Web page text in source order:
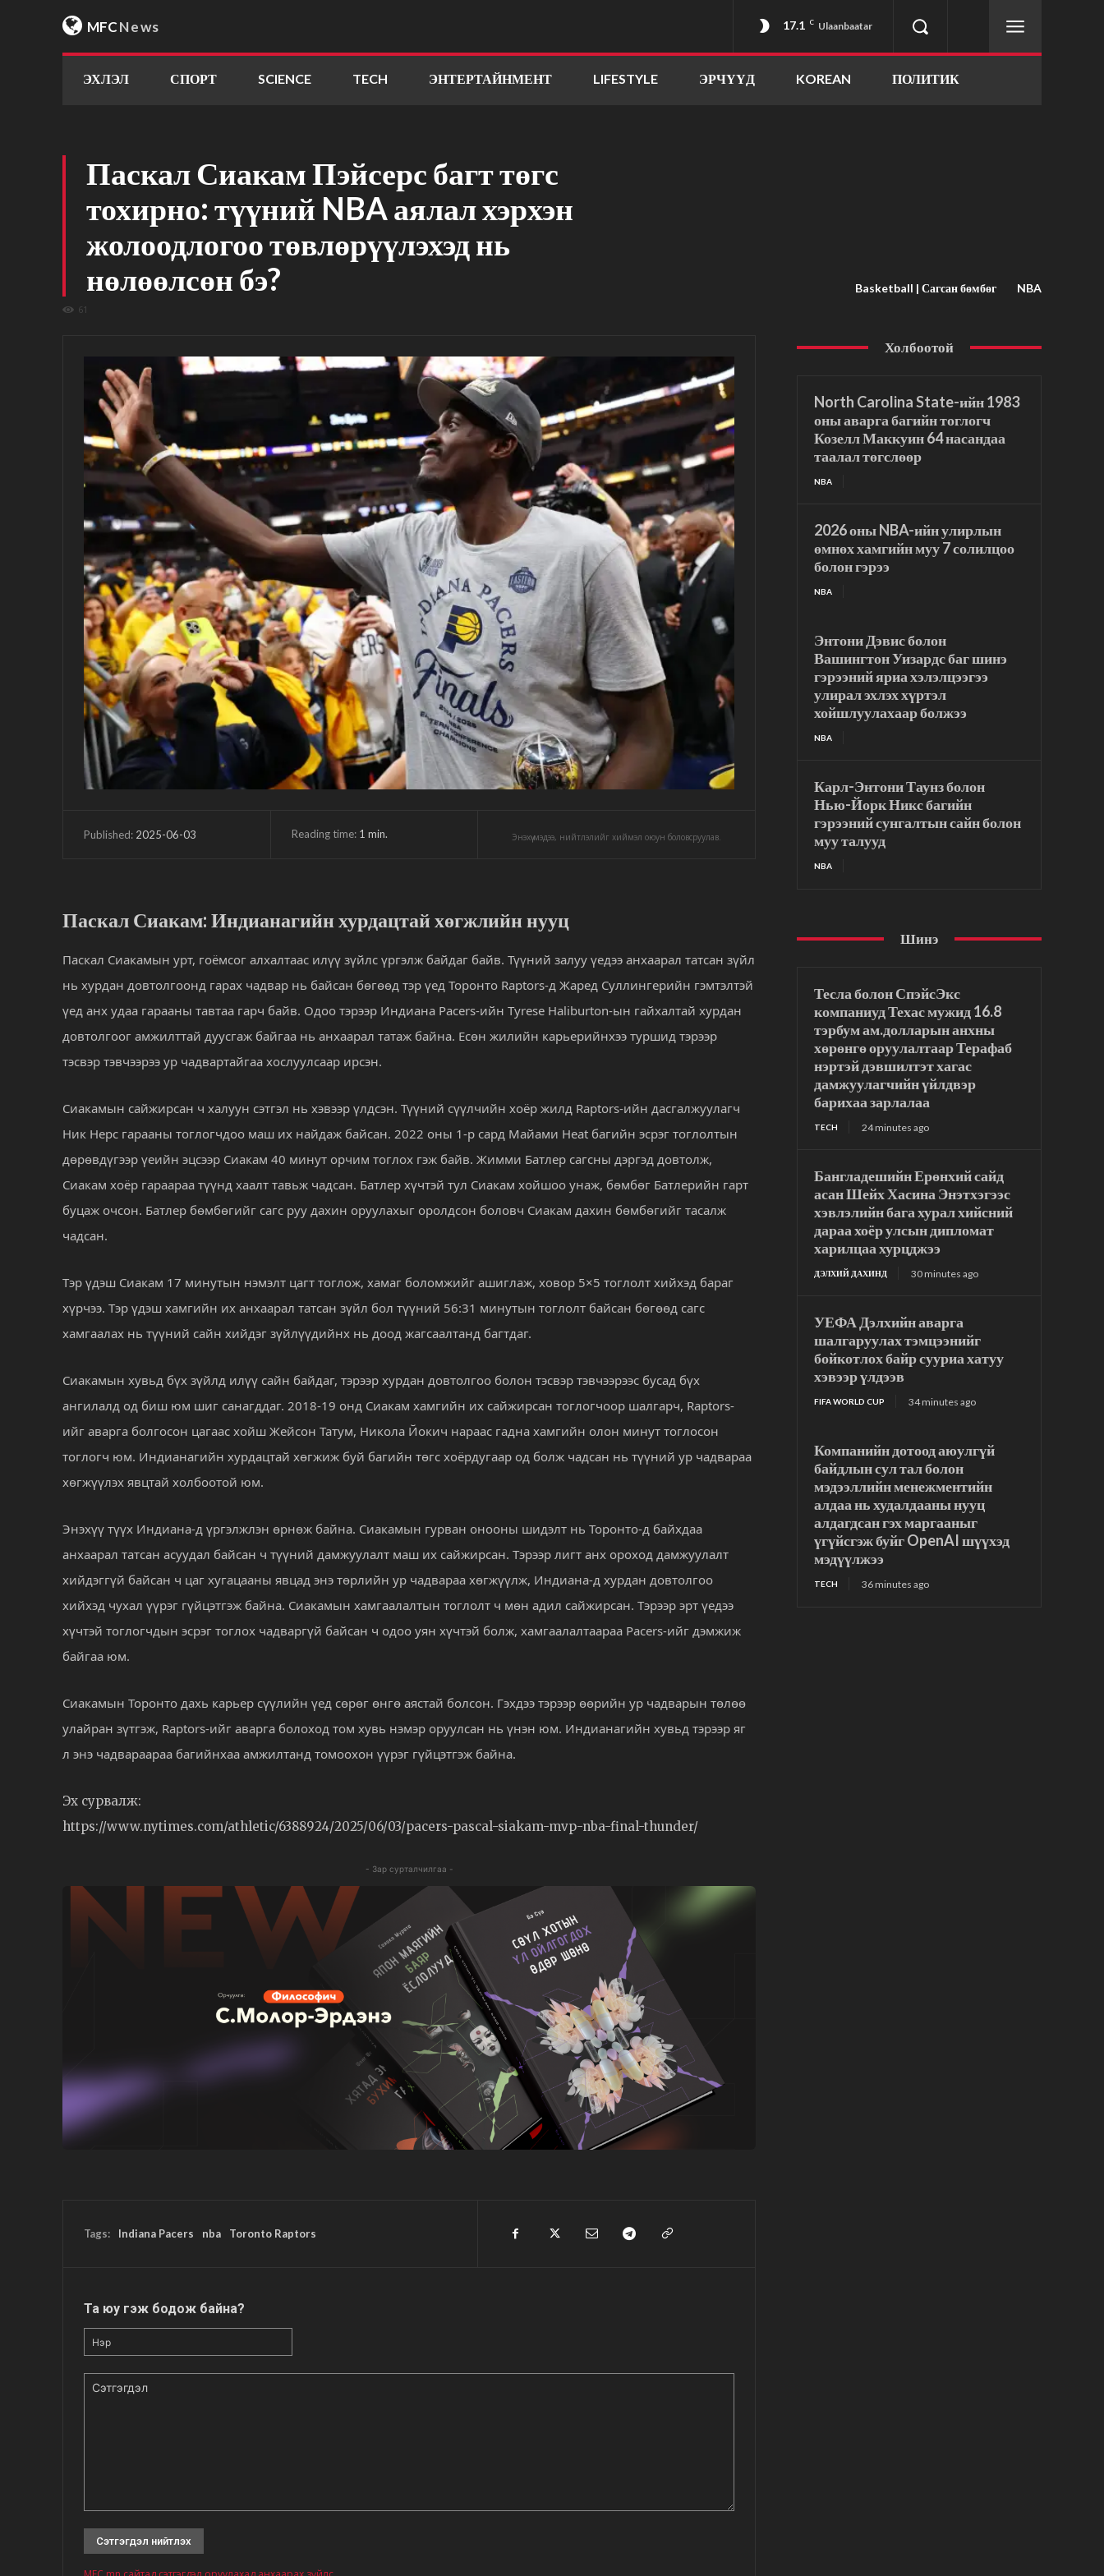
MFCNews 17.1 C Ulaanbaatar
ЭХЛЭЛ СПОРТ SCIENCE TECH ЭНТЕРТАЙНМЕНТ LIFESTYLE ЭРЧҮҮД KOREAN ПОЛИТИК
Паскал Сиакам Пэйсерс багт төгс
тохирно: түүний NBA аялал хэрхэн
жолоодлогоо төвлөрүүлэхэд нь
нөлөөлсөн бэ?
61
Basketball | Сагсан бөмбөг NBA
Published: 2025-06-03 Reading time: 1 min. Энэхүү мэдээ, нийтлэлийг хиймэл оюун боловсруулав.
Паскал Сиакам: Индианагийн хурдацтай хөгжлийн нууц
Паскал Сиакамын урт, гоёмсог алхалтаас илүү зүйлс үргэлж байдаг байв. Түүний залуу үедээ анхаарал татсан зүйл
нь хурдан довтолгоонд гарах чадвар нь байсан бөгөөд тэр үед Торонто Raptors-д Жаред Суллингерийн гэмтэлтэй
үед анх удаа гарааны тавтаа гарч байв. Одоо тэрээр Индиана Pacers-ийн Tyrese Haliburton-ын гайхалтай хурдан
довтолгоог амжилттай дуусгаж байгаа нь анхаарал татаж байна. Есөн жилийн карьерийнхээ туршид тэрээр
тэсвэр тэвчээрээ ур чадвартайгаа хослуулсаар ирсэн.
Сиакамын сайжирсан ч халуун сэтгэл нь хэвээр үлдсэн. Түүний сүүлчийн хоёр жилд Raptors-ийн дасгалжуулагч
Ник Нерс гарааны тоглогчдоо маш их найдаж байсан. 2022 оны 1-р сард Майами Heat багийн эсрэг тоглолтын
дөрөвдүгээр үеийн эцсээр Сиакам 40 минут орчим тоглох гэж байв. Жимми Батлер сагсны дэргэд довтолж,
Сиакам хоёр гараараа түүнд хаалт тавьж чадсан. Батлер хүчтэй тул Сиакам хойшоо унаж, бөмбөг Батлерийн гарт
буцаж очсон. Батлер бөмбөгийг сагс руу дахин оруулахыг оролдсон боловч Сиакам дахин бөмбөгийг тасалж
чадсан.
Тэр үдэш Сиакам 17 минутын нэмэлт цагт тоглож, хамаг боломжийг ашиглаж, ховор 5×5 тоглолт хийхэд бараг
хүрчээ. Тэр үдэш хамгийн их анхаарал татсан зүйл бол түүний 56:31 минутын тоглолт байсан бөгөөд сагс
хамгаалах нь түүний сайн хийдэг зүйлүүдийнх нь доод жагсаалтанд багтдаг.
Сиакамын хувьд бүх зүйлд илүү сайн байдаг, тэрээр хурдан довтолгоо болон тэсвэр тэвчээрээс бусад бүх
ангилалд од биш юм шиг санагддаг. 2018-19 онд Сиакам хамгийн их сайжирсан тоглогчоор шалгарч, Raptors-
ийг аварга болгосон цагаас хойш Жейсон Татум, Никола Йокич нараас гадна хамгийн олон минут тоглосон
тоглогч юм. Индианагийн хурдацтай хөгжиж буй багийн төгс хоёрдугаар од болж чадсан нь түүний ур чадвараа
хөгжүүлэх явцтай холбоотой юм.
Энэхүү түүх Индиана-д үргэлжлэн өрнөж байна. Сиакамын гурван онооны шидэлт нь Торонто-д байхдаа
анхаарал татсан асуудал байсан ч түүний дамжуулалт маш их сайжирсан. Тэрээр лигт анх ороход дамжуулалт
хийдэггүй байсан ч цаг хугацааны явцад энэ төрлийн ур чадвараа хөгжүүлж, Индиана-д хурдан довтолгоо
хийхэд чухал үүрэг гүйцэтгэж байна. Сиакамын хамгаалалтын тоглолт ч мөн адил сайжирсан. Тэрээр эрт үедээ
хүчтэй тоглогчдын эсрэг тоглох чадваргүй байсан ч одоо уян хүчтэй болж, хамгаалалтаараа Pacers-ийг дэмжиж
байгаа юм.
Сиакамын Торонто дахь карьер сүүлийн үед сөрөг өнгө аястай болсон. Гэхдээ тэрээр өөрийн ур чадварын төлөө
улайран зүтгэж, Raptors-ийг аварга болоход том хувь нэмэр оруулсан нь үнэн юм. Индианагийн хувьд тэрээр яг
л энэ чадвараараа багийнхаа амжилтанд томоохон үүрэг гүйцэтгэж байна.
Эх сурвалж:
https://www.nytimes.com/athletic/6388924/2025/06/03/pacers-pascal-siakam-mvp-nba-final-thunder/
- Зар сурталчилгаа -
Tags: Indiana Pacers nba Toronto Raptors
Та юу гэж бодож байна?
Холбоотой
North Carolina State-ийн 1983
оны аварга багийн тоглогч
Козелл Маккуин 64 насандаа
таалал төгслөөр
NBA
2026 оны NBA-ийн улирлын
өмнөх хамгийн муу 7 солилцоо
болон гэрээ
NBA
Энтони Дэвис болон
Вашингтон Уизардс баг шинэ
гэрээний яриа хэлэлцээгээ
улирал эхлэх хүртэл
хойшлуулахаар болжээ
NBA
Карл-Энтони Таунз болон
Нью-Йорк Никс багийн
гэрээний сунгалтын сайн болон
муу талууд
NBA
Шинэ
Тесла болон СпэйсЭкс
компаниуд Техас мужид 16.8
тэрбум ам.долларын анхны
хөрөнгө оруулалтаар Терафаб
нэртэй дэвшилтэт хагас
дамжуулагчийн үйлдвэр
барихаа зарлалаа
TECH 24 minutes ago
Бангладешийн Ерөнхий сайд
асан Шейх Хасина Энэтхэгээс
хэвлэлийн бага хурал хийсний
дараа хоёр улсын дипломат
харилцаа хурцджээ
ДЭЛХИЙ ДАХИНД 30 minutes ago
УЕФА Дэлхийн аварга
шалгаруулах тэмцээнийг
бойкотлох байр сууриа хатуу
хэвээр үлдээв
FIFA WORLD CUP 34 minutes ago
Компанийн дотоод аюулгүй
байдлын сул тал болон
мэдээллийн менежментийн
алдаа нь худалдааны нууц
алдагдсан гэх маргааныг
үгүйсгэж буйг OpenAI шүүхэд
мэдүүлжээ
TECH 36 minutes ago